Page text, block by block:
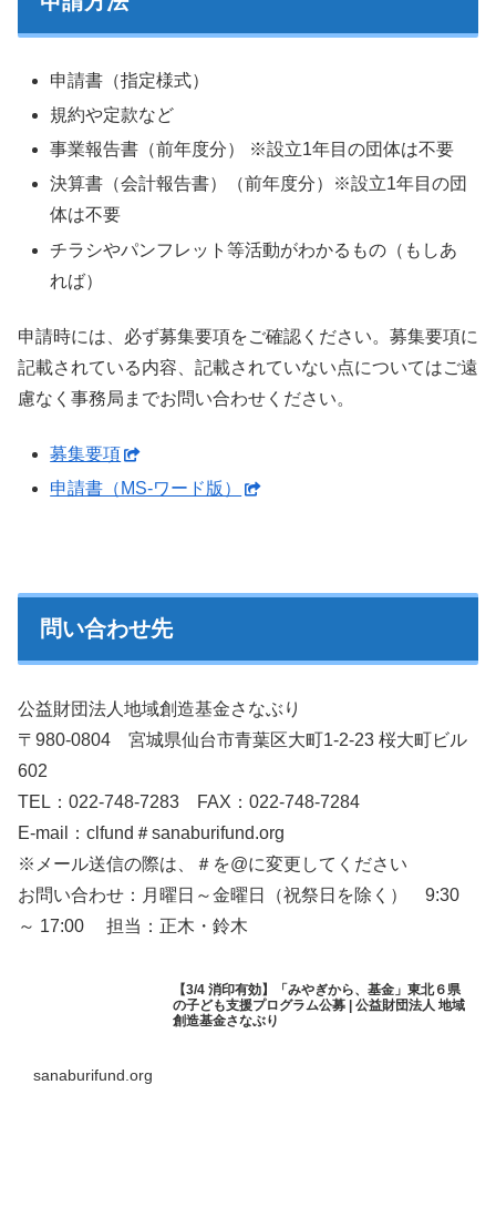
申請書（指定様式）
規約や定款など
事業報告書（前年度分） ※設立1年目の団体は不要
決算書（会計報告書）（前年度分）※設立1年目の団
体は不要
チラシやパンフレット等活動がわかるもの（もしあ
れば）
申請時には、必ず募集要項をご確認ください。募集要項に
記載されている内容、記載されていない点についてはご遠
慮なく事務局までお問い合わせください。
募集要項
申請書（MS-ワード版）
問い合わせ先
公益財団法人地域創造基金さなぶり
〒980-0804 宮城県仙台市青葉区大町1-2-23 桜大町ビル
602
TEL：022-748-7283 FAX：022-748-7284
E-mail：clfund＃sanaburifund.org
※メール送信の際は、＃を@に変更してください
お問い合わせ：月曜日～金曜日（祝祭日を除く） 9:30
～ 17:00 担当：正木・鈴木
【3/4 消印有効】「みやぎから、基金」東北６県
の子ども支援プログラム公募 | 公益財団法人 地域
創造基金さなぶり
sanaburifund.org